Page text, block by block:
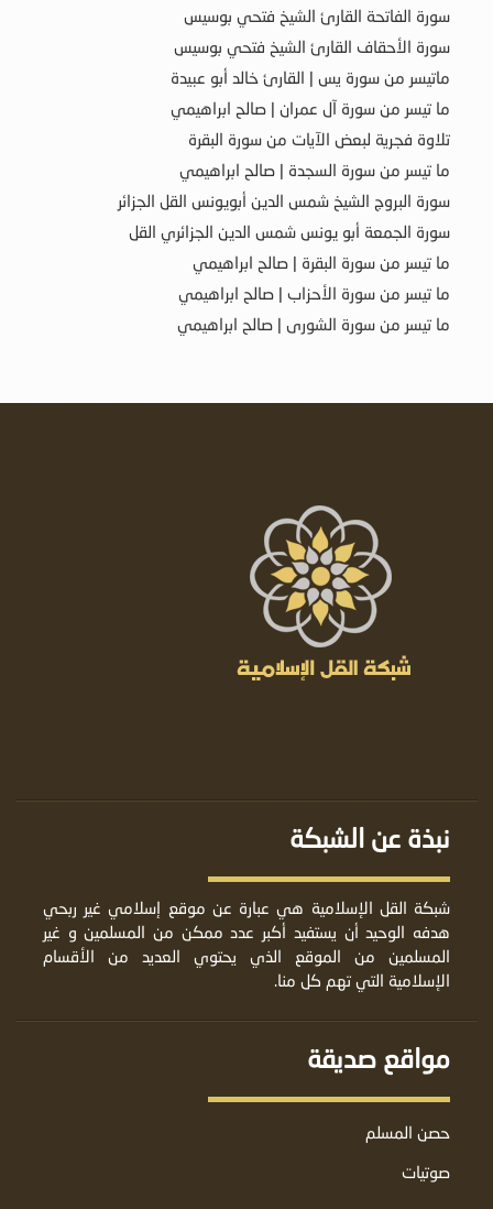
سورة الفاتحة القارئ الشيخ فتحي بوسيس
سورة الأحقاف القارئ الشيخ فتحي بوسيس
ماتيسر من سورة يس | القارئ خالد أبو عبيدة
ما تيسر من سورة آل عمران | صالح ابراهيمي
تلاوة فجرية لبعض الآيات من سورة البقرة
ما تيسر من سورة السجدة | صالح ابراهيمي
سورة البروج الشيخ شمس الدين أبويونس القل الجزائر
سورة الجمعة أبو يونس شمس الدين الجزائري القل
ما تيسر من سورة البقرة | صالح ابراهيمي
ما تيسر من سورة الأحزاب | صالح ابراهيمي
ما تيسر من سورة الشورى | صالح ابراهيمي
نبذة عن الشبكة
شبكة القل الإسلامية هي عبارة عن موقع إسلامي غير ربحي
هدفه الوحيد أن يستفيد أكبر عدد ممكن من المسلمين و غير
المسلمين من الموقع الذي يحتوي العديد من الأقسام
الإسلامية التي تهم كل منا.
مواقع صديقة
حصن المسلم
صوتيات